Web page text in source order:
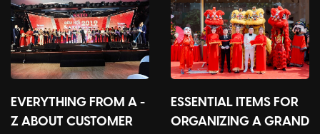
the full moon night.
EVERYTHING FROM A -
Z ABOUT CUSTOMER
ESSENTIAL ITEMS FOR
ORGANIZING A GRAND